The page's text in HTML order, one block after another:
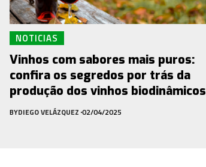
NOTICIAS
Vinhos com sabores mais puros:
confira os segredos por trás da
produção dos vinhos biodinâmicos
BYDIEGO VELÁZQUEZ 02/04/2025